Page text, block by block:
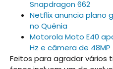
Snapdragon 662
Netflix anuncia plano
no Quênia
Motorola Moto E40
Hz e câmera de 48MP
Feitos para agradar vários